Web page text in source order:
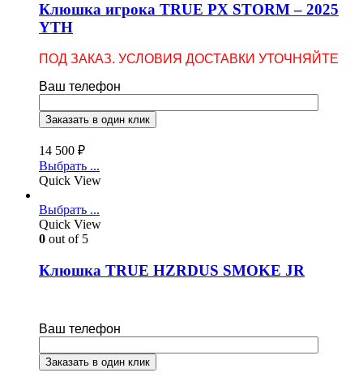
Клюшка игрока TRUE PX STORM – 2025
YTH
ПОД ЗАКАЗ. УСЛОВИЯ ДОСТАВКИ УТОЧНЯЙТЕ
Ваш телефон
14 500 ₽
Выбрать ...
Quick View
Выбрать ...
Quick View
0 out of 5
Клюшка TRUE HZRDUS SMOKE JR
Ваш телефон